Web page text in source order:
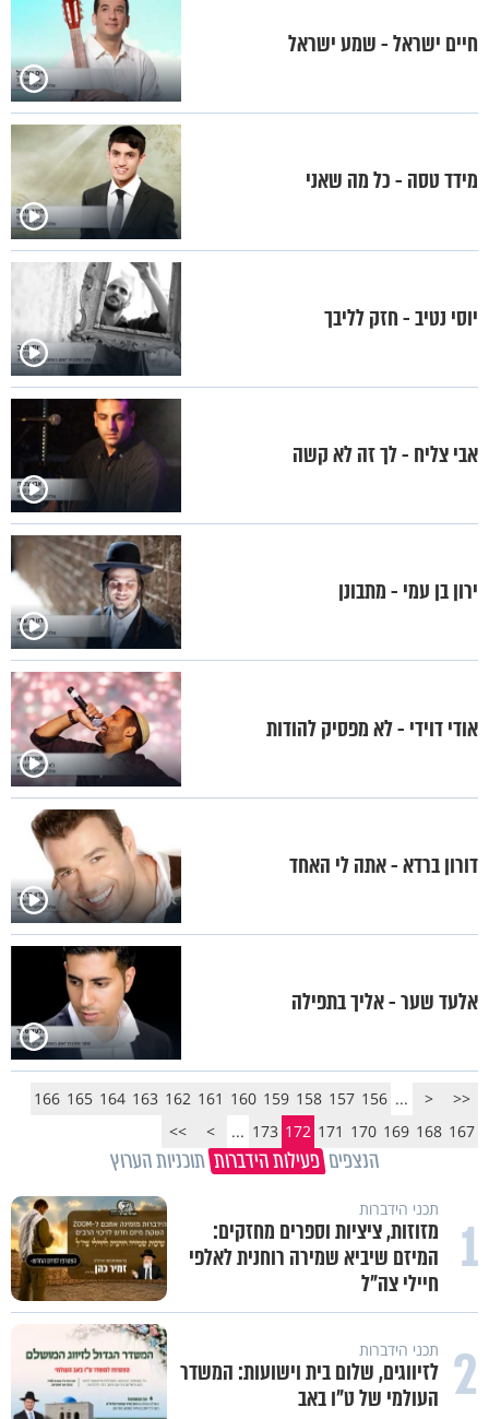
חיים ישראל - שמע ישראל
מידד טסה - כל מה שאני
יוסי נטיב - חזק לליבך
אבי צליח - לך זה לא קשה
ירון בן עמי - מתבונן
אודי דוידי - לא מפסיק להודות
דורון ברדא - אתה לי האחד
אלעד שער - אליך בתפילה
<<
<
...
156
157
158
159
160
161
162
163
164
165
166
167
168
169
170
171
172
173
...
>
>>
הנצפים פעילות הידברות תוכניות הערוץ
1 תכני הידברות
מזוזות, ציציות וספרים מחזקים:
המיזם שיביא שמירה רוחנית לאלפי
חיילי צה"ל
2 תכני הידברות
לזיווגים, שלום בית וישועות: המשדר
העולמי של ט"ו באב